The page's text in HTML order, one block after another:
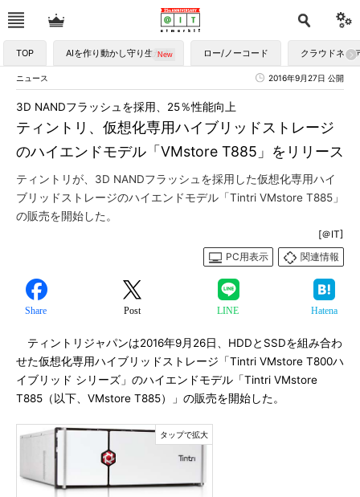
TOP AIを作り動かし守り生かす ロー/ノーコード クラウドネイ
ニュース 2016年9月27日 公開
ティントリ、仮想化専用ハイブリッドストレージ
のハイエンドモデル「VMstore T885」をリリース
3D NANDフラッシュを採用、25％性能向上
ティントリが、3D NANDフラッシュを採用した仮想化専用ハイ
ブリッドストレージのハイエンドモデル「Tintri VMstore T885」
の販売を開始した。
[＠IT]
PC用表示
関連情報
Share Post LINE Hatena
ティントリジャパンは2016年9月26日、HDDとSSDを組み合わ
せた仮想化専用ハイブリッドストレージ「Tintri VMstore T800ハ
イブリッド シリーズ」のハイエンドモデル「Tintri VMstore
T885（以下、VMstore T885）」の販売を開始した。